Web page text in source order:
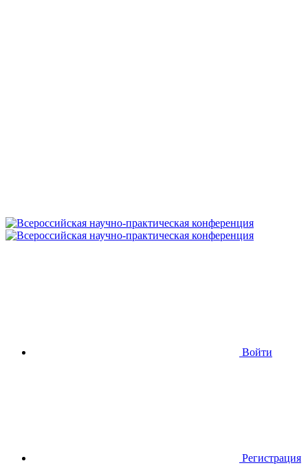
Войти
Регистрация